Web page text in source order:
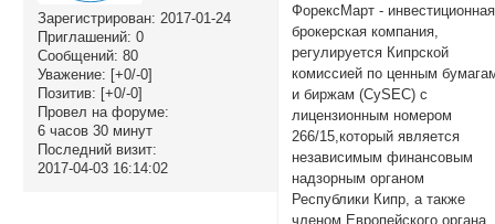
Зарегистрирован: 2017-01-24
Приглашений: 0
Сообщений: 80
Уважение: [+0/-0]
Позитив: [+0/-0]
Провел на форуме:
6 часов 30 минут
Последний визит:
2017-04-03 16:14:02
ФорексМарт - инвестиционная
брокерская компания,
регулируется Кипрской
комиссией по ценным
и биржам (CySEC) с
лицензионным номером
266/15,который является
независимым финансовым
надзорным органом
Республики Кипр, а также
членом Европейского органа